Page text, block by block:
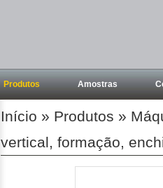
Produtos Amostras
Início » Produtos »
vertical, formação,